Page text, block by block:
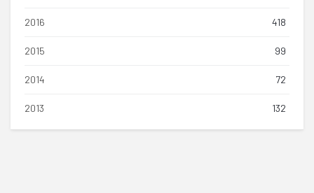
2016 418
2015 99
2014 72
2013 132